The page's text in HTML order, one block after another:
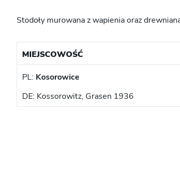
Stodoły murowana z wapienia oraz
MIEJSCOWOŚĆ
PL: Kosorowice
DE: Kossorowitz, Grasen 1936